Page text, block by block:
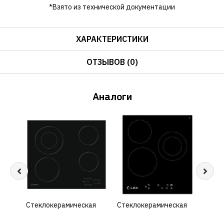
*Взято из технической документации
ХАРАКТЕРИСТИКИ
ОТЗЫВОВ (0)
Аналоги
КУПИТЬ
Cтеклокерамическая
КУПИТЬ
Cтеклокерамическая